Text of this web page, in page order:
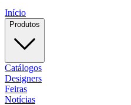
Início
Produtos
Catálogos
Designers
Feiras
Notícias